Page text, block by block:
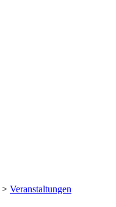
> Veranstaltungen